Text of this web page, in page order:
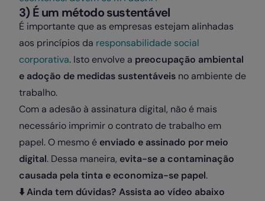
3) É um método sustentável
É importante que as empresas estejam alinhadas
aos princípios da responsabilidade social
corporativa. Isto envolve a preocupação ambiental
e adoção de medidas sustentáveis no ambiente de
trabalho.
Com a adesão à assinatura digital, não é mais
necessário imprimir o contrato de trabalho em
papel. O mesmo é enviado e assinado por meio
digital. Dessa maneira, evita-se a contaminação
causada pela tinta e economiza-se papel.
⬇️ Ainda tem dúvidas? Assista ao vídeo abaixo